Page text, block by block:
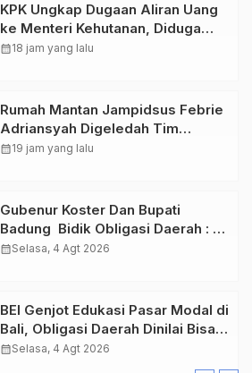
KPK Ungkap Dugaan Aliran Uang
ke Menteri Kehutanan, Diduga
Terkait Pelepasan Kawasan Hutan
calendar_month18 jam yang lalu
Rumah Mantan Jampidsus Febrie
Adriansyah Digeledah Tim
Penyidik Kejaksaan Agung,
calendar_month19 jam yang lalu
Gubenur Koster Dan Bupati
Badung Bidik Obligasi Daerah :
Gaspol Bangun Infrastruktur
calendar_monthSelasa, 4 Agt 2026
BEI Genjot Edukasi Pasar Modal di
Bali, Obligasi Daerah Dinilai Bisa
Jadi Mesin Percepatan
calendar_monthSelasa, 4 Agt 2026